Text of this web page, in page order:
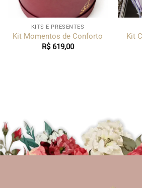
KITS E PRESENTES
Kit Momentos de Conforto
R$619,00
Kit